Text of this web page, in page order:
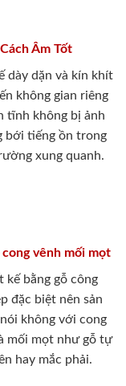
Cách Âm Tốt
dày dặn và kín khít
không gian riêng
tĩnh không bị ảnh
bới tiếng ồn trong
xung quanh.
cong vênh mối mọt
kế bằng gỗ công
đặc biệt nên sản
không với cong
mối mọt như gỗ tự
hay mắc phải.